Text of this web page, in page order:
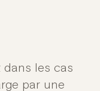
dans les cas
par une